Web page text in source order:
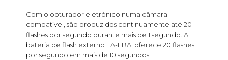
Com o obturador eletrónico numa câmara
compatível, são produzidos continuamente até 20
flashes por segundo durante mais de 1 segundo. A
bateria de flash externo FA-EBA1 oferece 20 flashes
por segundo em mais de 10 segundos.